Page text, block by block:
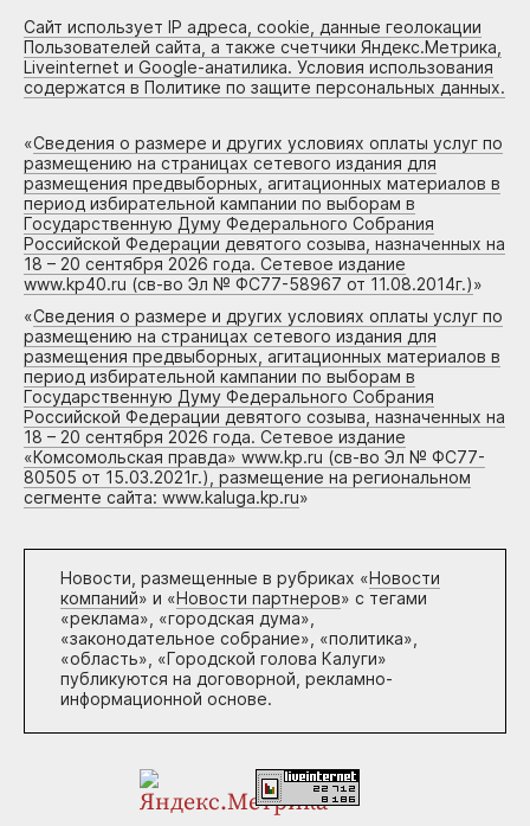
Сайт использует IP адреса, cookie, данные геолокации
Пользователей сайта, а также счетчики Яндекс.Метрика,
Liveinternet и Google-анатилика. Условия использования
содержатся в Политике по защите персональных данных.
«Сведения о размере и других условиях оплаты услуг по
размещению на страницах сетевого издания для
размещения предвыборных, агитационных материалов в
период избирательной кампании по выборам в
Государственную Думу Федерального Собрания
Российской Федерации девятого созыва, назначенных на
18 – 20 сентября 2026 года. Сетевое издание
www.kp40.ru (св-во Эл № ФС77-58967 от 11.08.2014г.)»
«Сведения о размере и других условиях оплаты услуг по
размещению на страницах сетевого издания для
размещения предвыборных, агитационных материалов в
период избирательной кампании по выборам в
Государственную Думу Федерального Собрания
Российской Федерации девятого созыва, назначенных на
18 – 20 сентября 2026 года. Сетевое издание
«Комсомольская правда» www.kp.ru (св-во Эл № ФС77-
80505 от 15.03.2021г.), размещение на региональном
сегменте сайта: www.kaluga.kp.ru»
Новости, размещенные в рубриках «Новости
компаний» и «Новости партнеров» с тегами
«реклама», «городская дума»,
«законодательное собрание», «политика»,
«область», «Городской голова Калуги»
публикуются на договорной, рекламно-
информационной основе.